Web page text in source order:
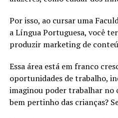
Por isso, ao cursar uma
a Língua Portuguesa, você
produzir marketing de
Essa área está em franco
oportunidades de trabalho,
imaginou poder trabalhar no
bem pertinho das crianças?